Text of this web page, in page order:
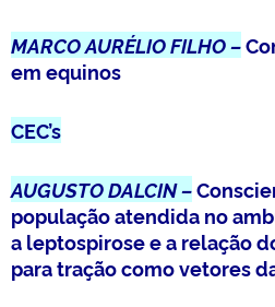
MARCO AURÉLIO FILHO –
em equinos
CEC’s
AUGUSTO DALCIN –
população atendida no
a leptospirose e a relação
para tração como vetores